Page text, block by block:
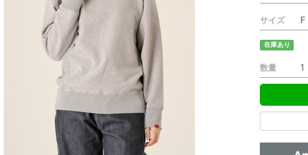
サイズ
在庫あり
数量